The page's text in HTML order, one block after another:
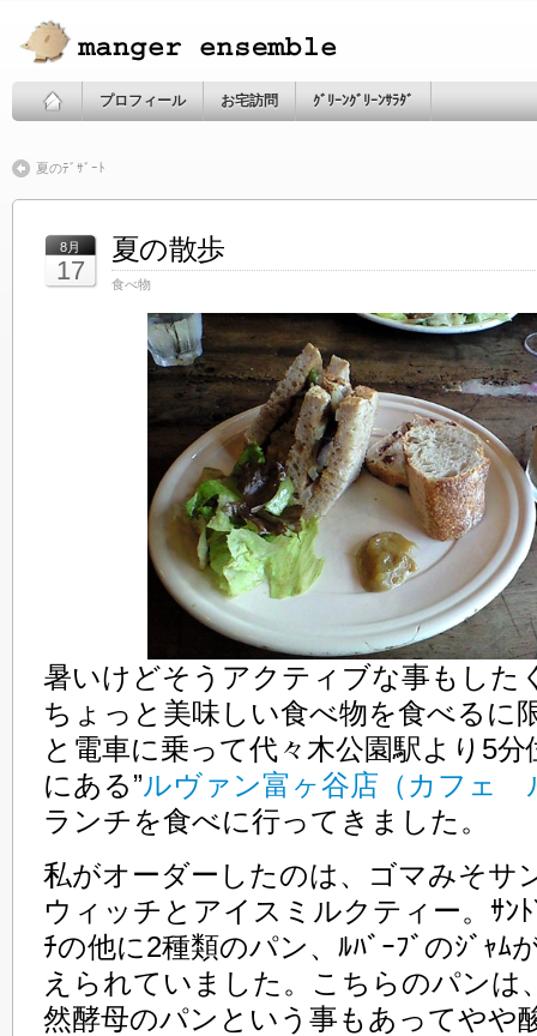
プロフィール お宅訪問 ｸﾞﾘｰﾝｸﾞﾘｰﾝｻﾗﾀﾞ
夏のﾃﾞｻﾞｰﾄ
8月
17
夏の散歩
食べ物
暑いけどそうアクティブな事もした
ちょっと美味しい食べ物を食べるに
と電車に乗って代々木公園駅より5
にある”ルヴァン富ヶ谷店（カフェ
ランチを食べに行ってきました。
私がオーダーしたのは、ゴマみそサ
ウィッチとアイスミルクティー。ｻﾝﾄ
ﾁの他に2種類のパン、ﾙﾊﾞｰﾌﾞのｼﾞｬﾑ
えられていました。こちらのパンは
然酵母のパンという事もあってやや